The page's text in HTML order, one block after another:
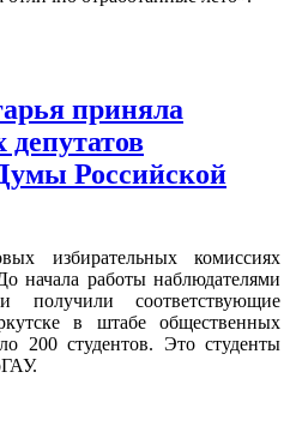
приняла
депутатов
Российской
избирательных комиссиях
начала работы наблюдателями
соответствующие
в штабе общественных
200 студентов. Это студенты